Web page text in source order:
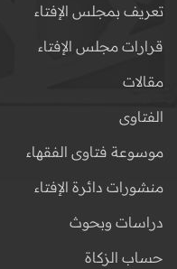
تعريف بمجلس الإفتاء
قرارات مجلس الإفتاء
مقالات
الفتاوى
موسوعة فتاوى الفقهاء
منشورات دائرة الإفتاء
دراسات وبحوث
حساب الزكاة